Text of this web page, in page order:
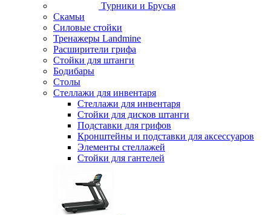
Турники и Брусья
Скамьи
Силовые стойки
Тренажеры Landmine
Расширители грифа
Стойки для штанги
Бодибары
Столы
Стеллажи для инвентаря
Стеллажи для инвентаря
Стойки для дисков штанги
Подставки для грифов
Кронштейны и подставки для аксессуаров
Элементы стеллажей
Стойки для гантелей